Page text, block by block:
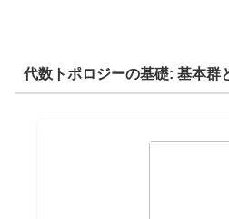
代数トポロジーの基礎: 基本群